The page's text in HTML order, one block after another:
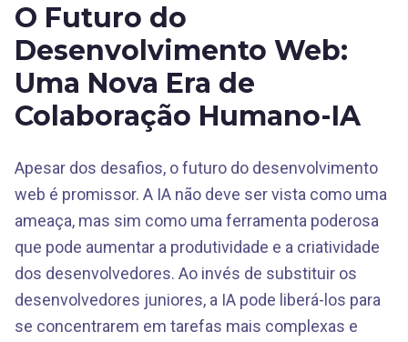
O Futuro do
Desenvolvimento Web:
Uma Nova Era de
Colaboração Humano-IA
Apesar dos desafios, o futuro do desenvolvimento
web é promissor. A IA não deve ser vista como uma
ameaça, mas sim como uma ferramenta poderosa
que pode aumentar a produtividade e a criatividade
dos desenvolvedores. Ao invés de substituir os
desenvolvedores juniores, a IA pode liberá-los para
se concentrarem em tarefas mais complexas e